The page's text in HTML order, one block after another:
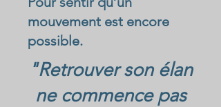
mouvement est encore
possible.
"Retrouver son élan
ne commence pas